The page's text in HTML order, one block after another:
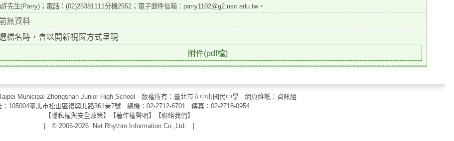
先生(Parry)；電話：(02)25381111分機2552；電子郵件信箱：parry1102@g2.usc.edu.tw。
無資料
檔名時，會以開新視窗方式呈現
附件(pdf檔)
Municipal Zhongshan Junior High School 版權所有：臺北市立中山國民中學 網頁維護：資訊組
：105004臺北市松山區復興北路361巷7號 總機：02-2712-6701 傳真： 02-2718-0954
【隱私權與安全政策】【著作權聲明 】 【聯絡我們 】
| © 2006-2026
Net Rhythm Information Co.,Ltd.